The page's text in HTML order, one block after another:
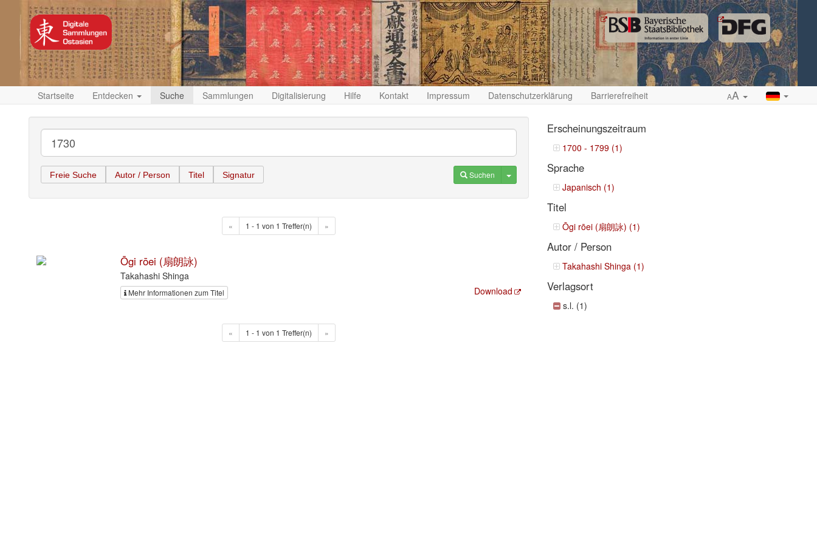
Startseite Entdecken Suche Sammlungen Digitalisierung Hilfe Kontakt Impressum Datenschutzerklärung Barrierefreiheit AA
Freie Suche Autor / Person Titel Signatur Suchen Toggle Dropdown
« 1 - 1 von 1 Treffer(n) »
Ōgi rōei (扇朗詠)
Takahashi Shinga
Mehr Informationen zum Titel Download
« 1 - 1 von 1 Treffer(n) »
Erscheinungszeitraum
1700 - 1799 (1)
Sprache
Japanisch (1)
Titel
Ōgi rōei (扇朗詠) (1)
Autor / Person
Takahashi Shinga (1)
Verlagsort
s.l. (1)